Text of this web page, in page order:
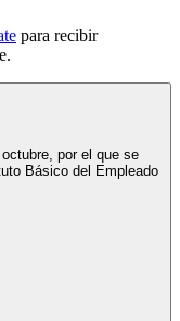
para recibir
por el que se
Básico del Empleado